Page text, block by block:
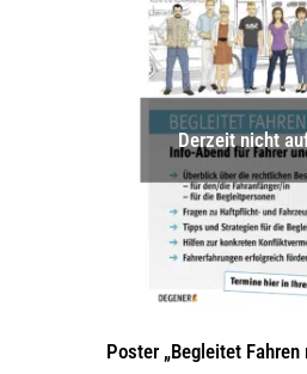
Derzeit nicht
Poster „Begleitet